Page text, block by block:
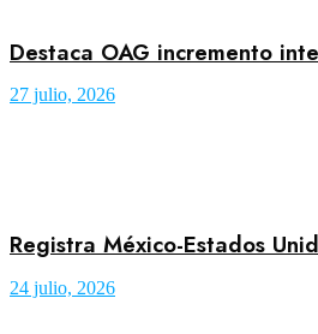
Destaca OAG incremento
27 julio, 2026
Registra México-Estados
24 julio, 2026